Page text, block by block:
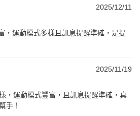
2025/12/11
，運動模式多樣且訊息提醒準確，是提
2025/11/19
，運動模式豐富，且訊息提醒準確，真
手！